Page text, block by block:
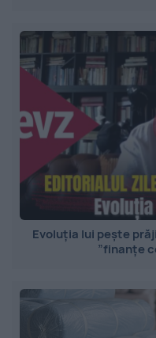
Evoluția lui pește
”finanțe